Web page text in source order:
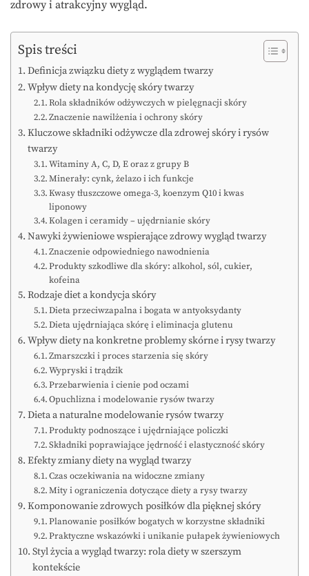
zdrowy i atrakcyjny wygląd.
Spis treści
Definicja związku diety z wyglądem twarzy
Wpływ diety na kondycję skóry twarzy
Rola składników odżywczych w pielęgnacji skóry
Znaczenie nawilżenia i ochrony skóry
Kluczowe składniki odżywcze dla zdrowej skóry i rysów
twarzy
Witaminy A, C, D, E oraz z grupy B
Minerały: cynk, żelazo i ich funkcje
Kwasy tłuszczowe omega-3, koenzym Q10 i kwas
liponowy
Kolagen i ceramidy – ujędrnianie skóry
Nawyki żywieniowe wspierające zdrowy wygląd twarzy
Znaczenie odpowiedniego nawodnienia
Produkty szkodliwe dla skóry: alkohol, sól, cukier,
kofeina
Rodzaje diet a kondycja skóry
Dieta przeciwzapalna i bogata w antyoksydanty
Dieta ujędrniająca skórę i eliminacja glutenu
Wpływ diety na konkretne problemy skórne i rysy twarzy
Zmarszczki i proces starzenia się skóry
Wypryski i trądzik
Przebarwienia i cienie pod oczami
Opuchlizna i modelowanie rysów twarzy
Dieta a naturalne modelowanie rysów twarzy
Produkty podnoszące i ujędrniające policzki
Składniki poprawiające jędrność i elastyczność skóry
Efekty zmiany diety na wygląd twarzy
Czas oczekiwania na widoczne zmiany
Mity i ograniczenia dotyczące diety a rysy twarzy
Komponowanie zdrowych posiłków dla pięknej skóry
Planowanie posiłków bogatych w korzystne składniki
Praktyczne wskazówki i unikanie pułapek żywieniowych
Styl życia a wygląd twarzy: rola diety w szerszym
kontekście